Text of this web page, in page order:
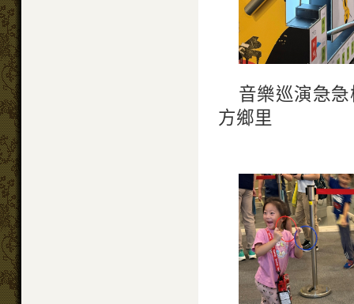
音樂巡演急
方鄉里